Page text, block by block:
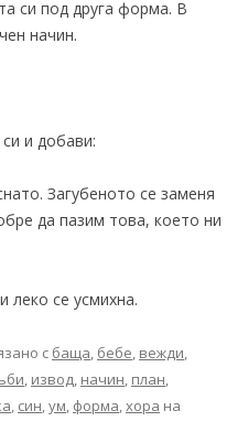
си под друга форма. В
начин.
и добави:
Загубеното се заменя
да пазим това, което ни
леко се усмихна.
с баща, бебе, вежди,
, извод, начин, план,
, син,ум, форма,хора на